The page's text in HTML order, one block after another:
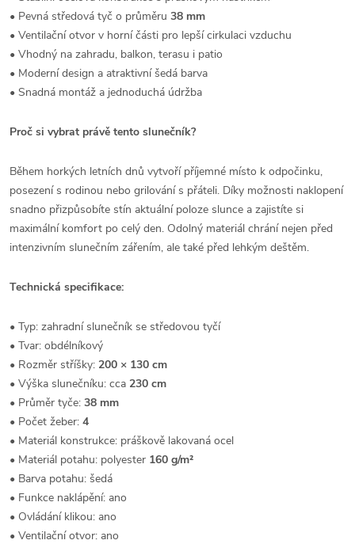
• Pevná středová tyč o průměru 38 mm
• Ventilační otvor v horní části pro lepší cirkulaci vzduchu
• Vhodný na zahradu, balkon, terasu i patio
• Moderní design a atraktivní šedá barva
• Snadná montáž a jednoduchá údržba
Proč si vybrat právě tento slunečník?
Během horkých letních dnů vytvoří příjemné místo k odpočinku,
posezení s rodinou nebo grilování s přáteli. Díky možnosti naklopení
snadno přizpůsobíte stín aktuální poloze slunce a zajistíte si
maximální komfort po celý den. Odolný materiál chrání nejen před
intenzivním slunečním zářením, ale také před lehkým deštěm.
Technická specifikace:
• Typ: zahradní slunečník se středovou tyčí
• Tvar: obdélníkový
• Rozměr stříšky: 200 × 130 cm
• Výška slunečníku: cca 230 cm
• Průměr tyče: 38 mm
• Počet žeber: 4
• Materiál konstrukce: práškově lakovaná ocel
• Materiál potahu: polyester 160 g/m²
• Barva potahu: šedá
• Funkce naklápění: ano
• Ovládání klikou: ano
• Ventilační otvor: ano